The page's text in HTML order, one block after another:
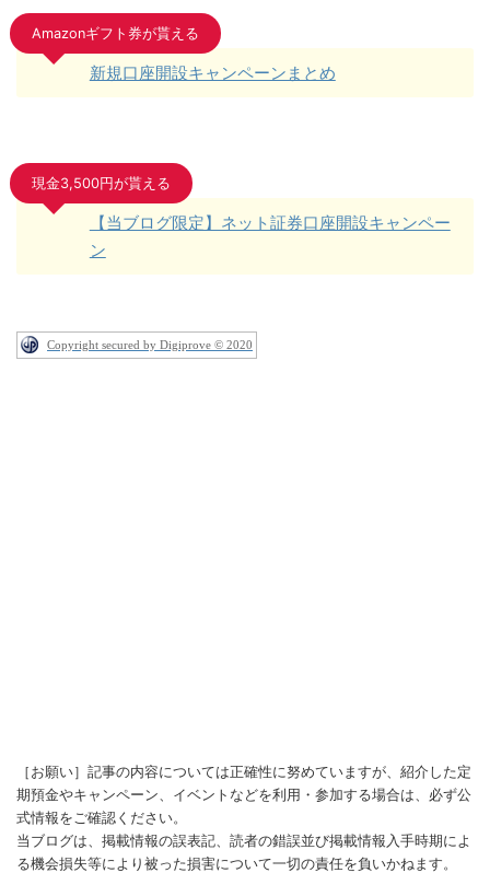
Amazonギフト券が貰える
新規口座開設キャンペーンまとめ
現金3,500円が貰える
【当ブログ限定】ネット証券口座開設キャンペー
ン
Copyright secured by Digiprove © 2020
［お願い］記事の内容については正確性に努めていますが、紹介した定
期預金やキャンペーン、イベントなどを利用・参加する場合は、必ず公
式情報をご確認ください。
当ブログは、掲載情報の誤表記、読者の錯誤並び掲載情報入手時期によ
る機会損失等により被った損害について一切の責任を負いかねます。